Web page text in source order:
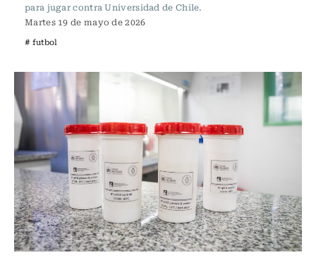
para jugar contra Universidad de Chile.
Martes 19 de mayo de 2026
# futbol